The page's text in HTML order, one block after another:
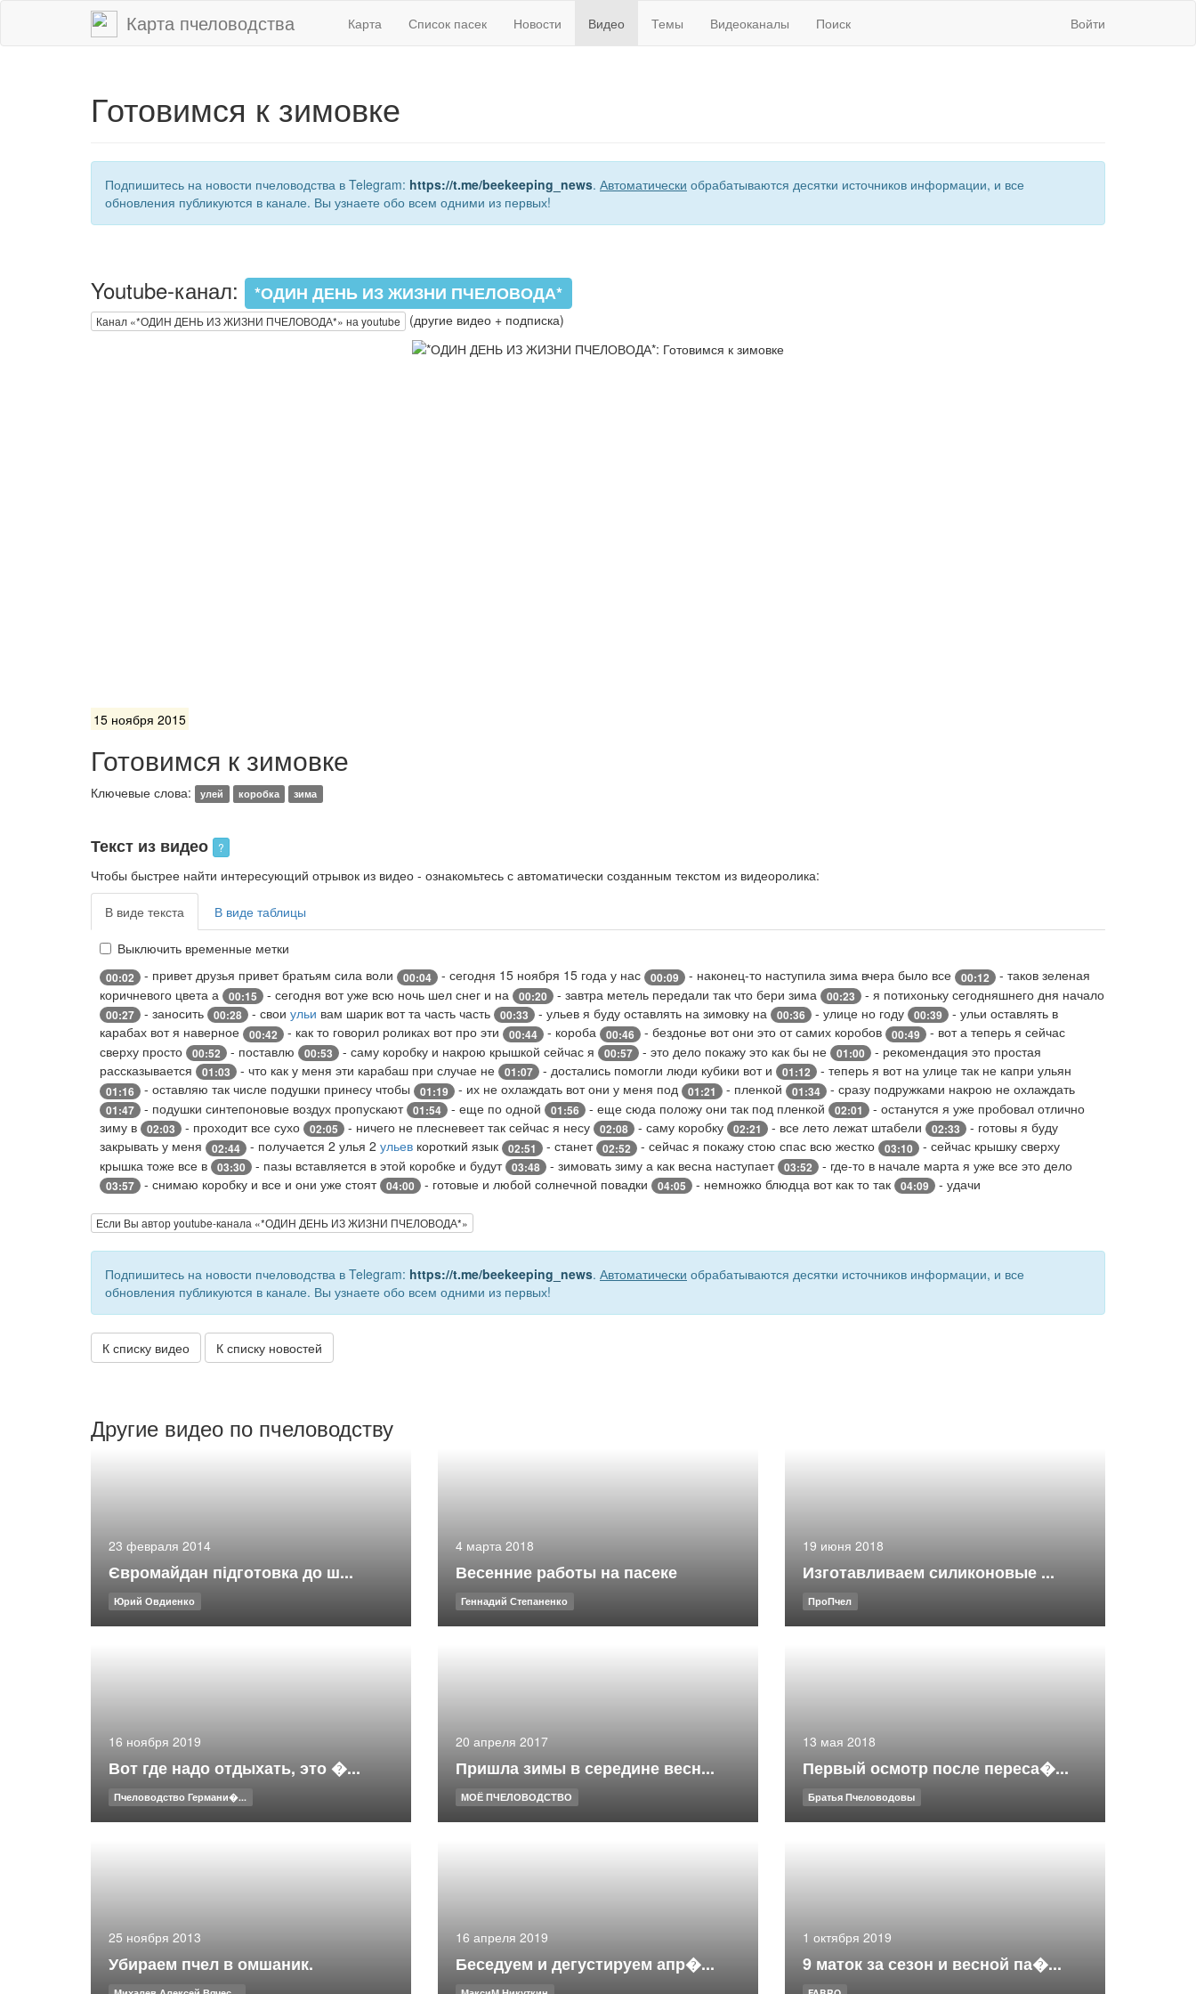
Карта пчеловодства Карта Список пасек Новости Видео Темы Видеоканалы Поиск Войти
Готовимся к зимовке
Подпишитесь на новости пчеловодства в Telegram: https://t.me/beekeeping_news. Автоматически обрабатываются десятки источников информации, и все
обновления публикуются в канале. Вы узнаете обо всем одними из первых!
Youtube-канал: *ОДИН ДЕНЬ ИЗ ЖИЗНИ ПЧЕЛОВОДА*
Канал «*ОДИН ДЕНЬ ИЗ ЖИЗНИ ПЧЕЛОВОДА*» на youtube (другие видео + подписка)
15 ноября 2015
Готовимся к зимовке
Ключевые слова: улей коробка зима
Текст из видео ?
Чтобы быстрее найти интересующий отрывок из видео - ознакомьтесь с автоматически созданным текстом из видеоролика:
В виде текста В виде таблицы
Выключить временные метки
00:02 - привет друзья привет братьям сила воли 00:04 - сегодня 15 ноября 15 года у нас 00:09 - наконец-то наступила зима вчера было все 00:12
- таков зеленая
коричневого цвета а
00:15 - сегодня вот уже всю ночь шел снег и на 00:20 - завтра метель передали так что бери зима 00:23 - я потихоньку сегодняшнего дня начало
00:27 - заносить 00:28 - свои ульи вам шарик вот та часть часть 00:33 - ульев я буду оставлять на зимовку на 00:36 - улице но году 00:39
- ульи оставлять в
карабах вот я наверное
00:42 - как то говорил роликах вот про эти 00:44 - короба 00:46 - бездонье вот они это от самих коробов 00:49
- вот а теперь я сейчас
сверху просто
00:52 - поставлю 00:53 - саму коробку и накрою крышкой сейчас я 00:57 - это дело покажу это как бы не 01:00
- рекомендация это простая
рассказывается
01:03 - что как у меня эти карабаш при случае не 01:07 - достались помогли люди кубики вот и 01:12 - теперь я вот на улице так не капри ульян
01:16 - оставляю так числе подушки принесу чтобы 01:19 - их не охлаждать вот они у меня под 01:21 - пленкой 01:34 - сразу подружками накрою не охлаждать
01:47 - подушки синтепоновые воздух пропускают 01:54 - еще по одной 01:56 - еще сюда положу они так под пленкой 02:01
- останутся я уже пробовал отлично
зиму в
02:03 - проходит все сухо 02:05 - ничего не плесневеет так сейчас я несу 02:08 - саму коробку 02:21 - все лето лежат штабели 02:33
- готовы я буду
закрывать у меня
02:44 - получается 2 улья 2 ульев короткий язык 02:51 - станет 02:52 - сейчас я покажу стою спас всю жестко 03:10
- сейчас крышку сверху
крышка тоже все в
03:30 - пазы вставляется в этой коробке и будут 03:48 - зимовать зиму а как весна наступает 03:52 - где-то в начале марта я уже все это дело
03:57 - снимаю коробку и все и они уже стоят 04:00 - готовые и любой солнечной повадки 04:05 - немножко блюдца вот как то так 04:09 - удачи
Если Вы автор youtube-канала «*ОДИН ДЕНЬ ИЗ ЖИЗНИ ПЧЕЛОВОДА*»
Подпишитесь на новости пчеловодства в Telegram: https://t.me/beekeeping_news. Автоматически обрабатываются десятки источников информации, и все
обновления публикуются в канале. Вы узнаете обо всем одними из первых!
К списку видео К списку новостей
Другие видео по пчеловодству
23 февраля 2014
Євромайдан підготовка до ш...
Юрий Овдиенко
4 марта 2018
Весенние работы на пасеке
Геннадий Степаненко
19 июня 2018
Изготавливаем силиконовые ...
ПроПчел
16 ноября 2019
Вот где надо отдыхать, это �...
Пчеловодство Германи�...
20 апреля 2017
Пришла зимы в середине весн...
МОЁ ПЧЕЛОВОДСТВО
13 мая 2018
Первый осмотр после переса�...
Братья Пчеловодовы
25 ноября 2013
Убираем пчел в омшаник.
16 апреля 2019
Беседуем и дегустируем апр�...
1 октября 2019
9 маток за сезон и весной па�...